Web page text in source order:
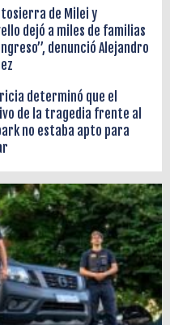
de Milei y
dejó a miles de familias
denunció Alejandro
determinó que el
de la tragedia frente al
no estaba apto para